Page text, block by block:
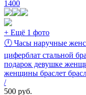
1400
+ Ещё 1 фото
🕛 Часы наручные
циферблат стальной
подарок девушке
женщины браслет
/
500 руб.